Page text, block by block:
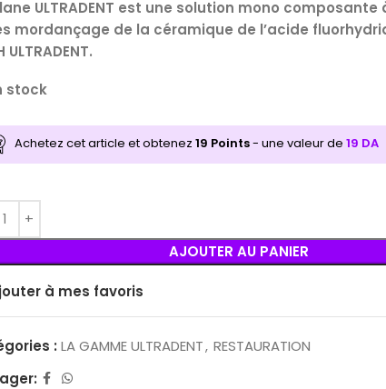
ULTRADENT est une solution mono
mordançage de la céramique de l’acide
ULTRADENT.
stock
Achetez cet article et obtenez 19 Points- une valeur de 19 DA
AJOUTER AU PANIER
à mes favoris
: LA GAMME ULTRADENT, RESTAURATION